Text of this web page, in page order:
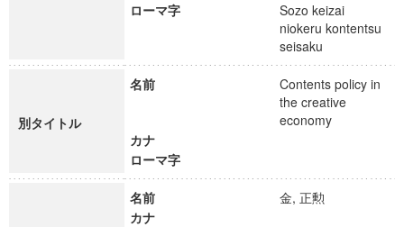
ローマ字
Sozo keizai
niokeru kontentsu
seisaku
別タイトル
名前
Contents policy in
the creative
economy
カナ
ローマ字
名前
金, 正勲
カナ